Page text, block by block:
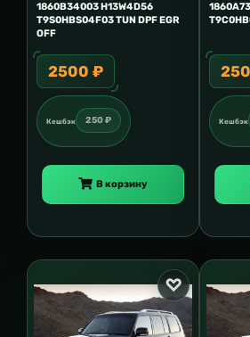
1860B34003 H13W4D56
T9S0HBS04F03 TUN DPF EGR
OFF
2500 ₽
Кешбэк 250 ₽
В корзину
Кешбэк